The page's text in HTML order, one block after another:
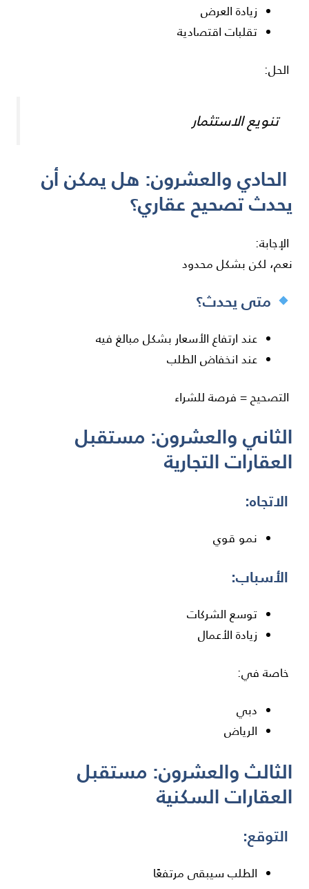
زيادة العرض
تقلبات اقتصادية
الحل:
تنويع الاستثمار
الحادي والعشرون: هل يمكن أن
يحدث تصحيح عقاري؟
الإجابة:
نعم، لكن بشكل محدود
متى يحدث؟
عند ارتفاع الأسعار بشكل مبالغ فيه
عند انخفاض الطلب
التصحيح = فرصة للشراء
الثاني والعشرون: مستقبل
العقارات التجارية
الاتجاه:
نمو قوي
الأسباب:
توسع الشركات
زيادة الأعمال
خاصة في:
دبي
الرياض
الثالث والعشرون: مستقبل
العقارات السكنية
التوقع:
الطلب سيبقى مرتفعًا